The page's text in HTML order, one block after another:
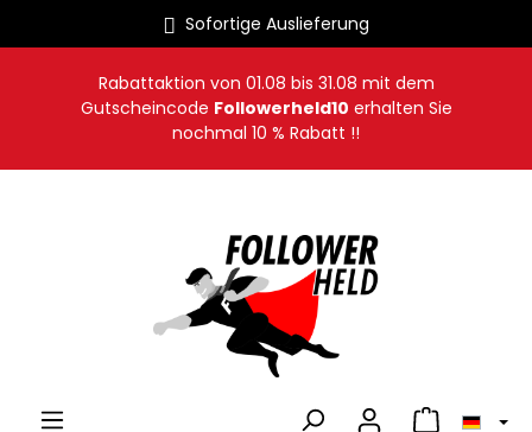
Sofortige Auslieferung
Rabattaktion von 01.08 bis 31.08 mit dem
Gutscheincode Followerheld10 erhalten Sie
nochmal 10 % Rabatt !!
Warenkorb